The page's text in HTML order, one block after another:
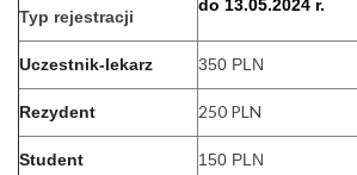
Typ rejestracji
do 13.05.2024 r.
Uczestnik-lekarz 350 PLN
Rezydent 250 PLN
Student 150 PLN